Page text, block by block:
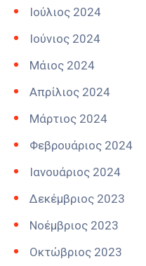
Ιούλιος 2024
Ιούνιος 2024
Μάιος 2024
Απρίλιος 2024
Μάρτιος 2024
Φεβρουάριος 2024
Ιανουάριος 2024
Δεκέμβριος 2023
Νοέμβριος 2023
Οκτώβριος 2023